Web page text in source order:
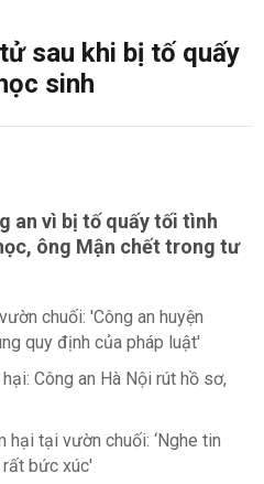
sau khi bị tố quấy
sinh
an vì bị tố quấy tối tình
ông Mận chết trong tư
chuối: 'Công an huyện
quy định của pháp luật'
Công an Hà Nội rút hồ sơ,
hại tại vườn chuối: ‘Nghe tin
bức xúc'